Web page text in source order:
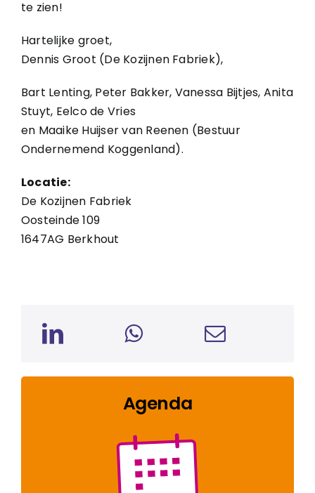
te zien!
Hartelijke groet,
Dennis Groot (De Kozijnen Fabriek),
Bart Lenting, Peter Bakker, Vanessa Bijtjes, Anita
Stuyt, Eelco de Vries
en Maaike Huijser van Reenen (Bestuur
Ondernemend Koggenland).
Locatie:
De Kozijnen Fabriek
Oosteinde 109
1647AG Berkhout
Agenda